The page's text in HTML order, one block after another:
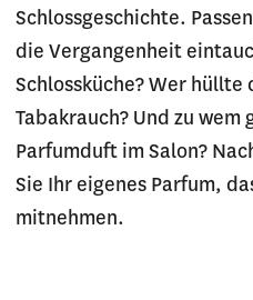
Schlossgeschichte.
die Vergangenheit
Schlossküche? Wer hüllte
Tabakrauch? Und zu
Parfumduft im Salon?
Sie Ihr eigenes Parfum,
mitnehmen.